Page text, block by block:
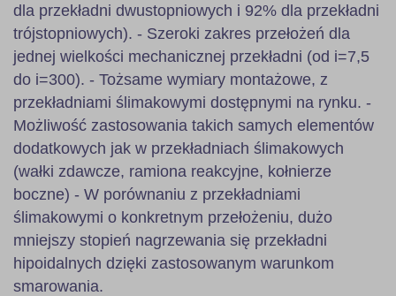
dla przekładni dwustopniowych i 92% dla przekładni
trójstopniowych). - Szeroki zakres przełożeń dla
jednej wielkości mechanicznej przekładni (od i=7,5
do i=300). - Tożsame wymiary montażowe, z
przekładniami ślimakowymi dostępnymi na rynku. -
Możliwość zastosowania takich samych elementów
dodatkowych jak w przekładniach ślimakowych
(wałki zdawcze, ramiona reakcyjne, kołnierze
boczne) - W porównaniu z przekładniami
ślimakowymi o konkretnym przełożeniu, dużo
mniejszy stopień nagrzewania się przekładni
hipoidalnych dzięki zastosowanym warunkom
smarowania.